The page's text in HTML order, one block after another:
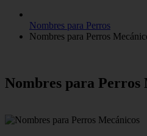
Nombres para Perros
Nombres para Perros
Nombres para Perros